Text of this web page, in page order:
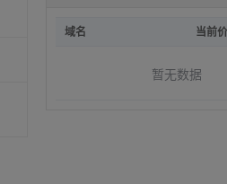
域名 当前
暂无数据